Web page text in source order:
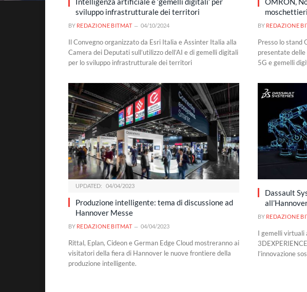
sviluppo infrastrutturale dei territori
BY REDAZIONE BITMAT 04/10/2024
Il Convegno organizzato da Esri Italia e Assinter Italia alla
Camera dei Deputati sull’utilizzo dell’AI e di gemelli digitali
per lo sviluppo infrastrutturale dei territori
BY REDAZIONE
Presso lo stand
presentate
5G e gemelli
UPDATED: 04/04/2023
Produzione intelligente: tema di discussione ad
Hannover Messe
BY REDAZIONE BITMAT 04/04/2023
Rittal, Eplan, Cideon e German Edge Cloud mostreranno ai
visitatori della fiera di Hannover le nuove frontiere della
produzione intelligente.
Dassault
BY REDAZIONE
I gemelli
l’innovazione